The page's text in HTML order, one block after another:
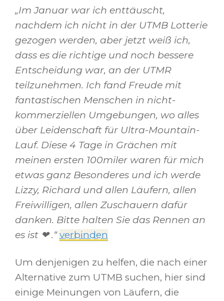
„Im Januar war ich enttäuscht,
nachdem ich nicht in der UTMB Lotterie
gezogen werden, aber jetzt weiß ich,
dass es die richtige und noch bessere
Entscheidung war, an der UTMR
teilzunehmen. Ich fand Freude mit
fantastischen Menschen in nicht-
kommerziellen Umgebungen, wo alles
über Leidenschaft für Ultra-Mountain-
Lauf. Diese 4 Tage in Grächen mit
meinen ersten 100miler waren für mich
etwas ganz Besonderes und ich werde
Lizzy, Richard und allen Läufern, allen
Freiwilligen, allen Zuschauern dafür
danken. Bitte halten Sie das Rennen an
es ist ❤ .“ verbinden
Um denjenigen zu helfen, die nach einer
Alternative zum UTMB suchen, hier sind
einige Meinungen von Läufern, die